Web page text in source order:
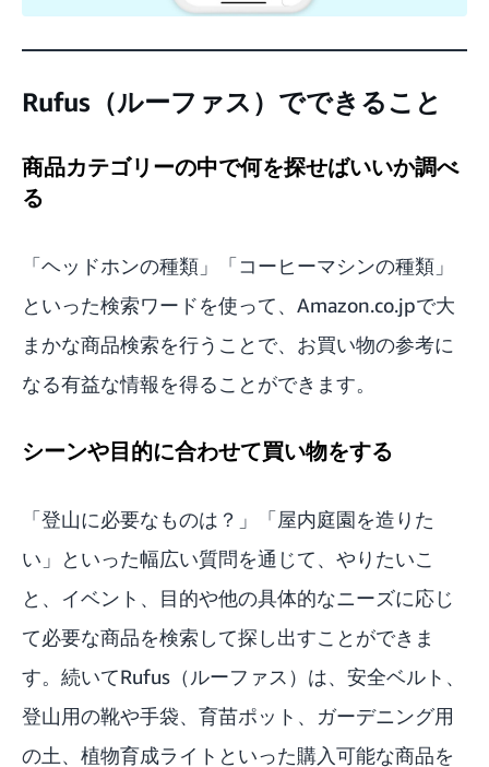
Rufus（ルーファス）でできること
商品カテゴリーの中で何を探せばいいか調べ
る
「ヘッドホンの種類」「コーヒーマシンの種類」
といった検索ワードを使って、Amazon.co.jpで大
まかな商品検索を行うことで、お買い物の参考に
なる有益な情報を得ることができます。
シーンや目的に合わせて買い物をする
「登山に必要なものは？」「屋内庭園を造りた
い」といった幅広い質問を通じて、やりたいこ
と、イベント、目的や他の具体的なニーズに応じ
て必要な商品を検索して探し出すことができま
す。続いてRufus（ルーファス）は、安全ベルト、
登山用の靴や手袋、育苗ポット、ガーデニング用
の土、植物育成ライトといった購入可能な商品を